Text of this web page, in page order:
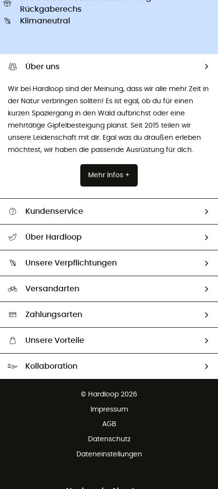
Rückgaberechs
Klimaneutral
Über uns
Wir bei Hardloop sind der Meinung, dass wir alle mehr Zeit in
der Natur verbringen sollten! Es ist egal, ob du für einen
kurzen Spaziergang in den Wald aufbrichst oder eine
mehrtätige Gipfelbesteigung planst. Seit 2015 teilen wir
unsere Leidenschaft mit dir. Egal was du draußen erleben
möchtest, wir haben die passende Ausrüstung für dich.
Mehr Infos +
Kundenservice
Größentabelle
Vertrag widerrufen
Über Hardloop
Unsere Botschafter
Unsere Verpflichtungen
Auswahl an nachhaltigen Produkten
Versandarten
Zahlungsarten
Unsere Vorteile
Kollaboration
© Hardloop 2026
Impressum
AGB
Datenschutz
Dateneinstellungen